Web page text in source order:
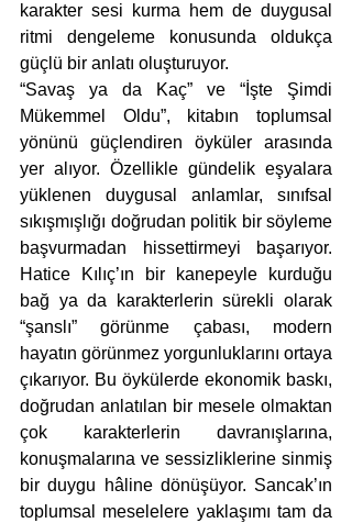
karakter sesi kurma hem de duygusal
ritmi dengeleme konusunda oldukça
güçlü bir anlatı oluşturuyor.
“Savaş ya da Kaç” ve “İşte Şimdi
Mükemmel Oldu”, kitabın toplumsal
yönünü güçlendiren öyküler arasında
yer alıyor. Özellikle gündelik eşyalara
yüklenen duygusal anlamlar, sınıfsal
sıkışmışlığı doğrudan politik bir söyleme
başvurmadan hissettirmeyi başarıyor.
Hatice Kılıç’ın bir kanepeyle kurduğu
bağ ya da karakterlerin sürekli olarak
“şanslı” görünme çabası, modern
hayatın görünmez yorgunluklarını ortaya
çıkarıyor. Bu öykülerde ekonomik baskı,
doğrudan anlatılan bir mesele olmaktan
çok karakterlerin davranışlarına,
konuşmalarına ve sessizliklerine sinmiş
bir duygu hâline dönüşüyor. Sancak’ın
toplumsal meselelere yaklaşımı tam da